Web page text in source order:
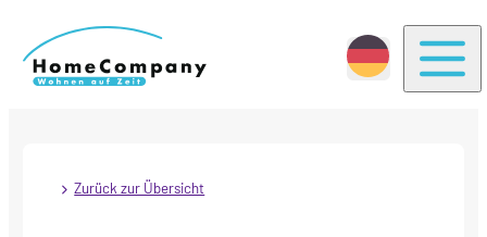
Zurück zur Übersicht